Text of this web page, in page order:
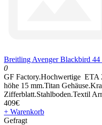
Breitling Avenger Blackbird 44
0
GF Factory.Hochwertige ETA
höhe 15 mm.Titan
Zifferblatt.Stahlboden.Textil
409€
+ Warenkorb
Gefragt